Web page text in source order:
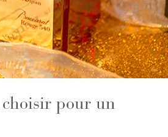
pour un